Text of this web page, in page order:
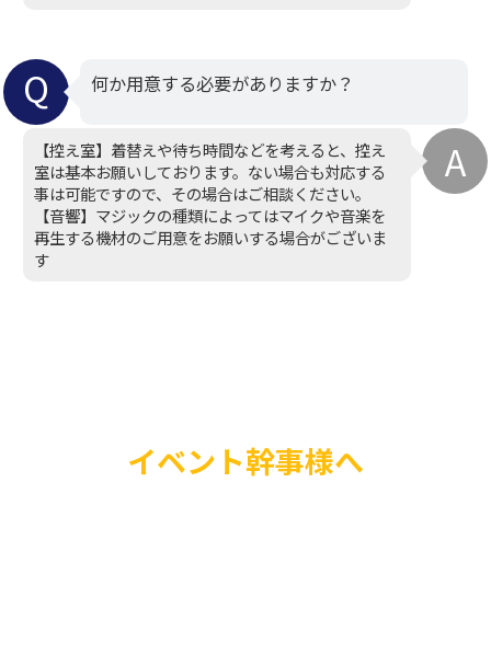
何か用意する必要がありますか？
【控え室】着替えや待ち時間などを考えると、控え
室は基本お願いしております。ない場合も対応する
事は可能ですので、その場合はご相談ください。
【音響】マジックの種類によってはマイクや音楽を
再生する機材のご用意をお願いする場合がございま
す
イベント幹事様へ